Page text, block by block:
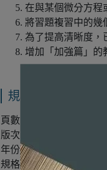
在與某個微分方程
將習題複習中的幾
為了提高清晰度，
增加「加強篇」的
規格說明
頁數：712
版次：第7版
年份：2022年
規格：16開/平裝/單色